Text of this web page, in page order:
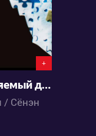
+
Рон Камонохаси: Невменяемый детектив
/ Сёнэн